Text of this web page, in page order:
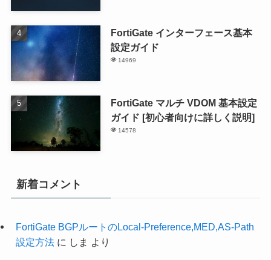
FortiGate インターフェース基本
設定ガイド
14969
FortiGate マルチ VDOM 基本設定
ガイド [初心者向けに詳しく説明]
14578
新着コメント
FortiGate BGPルートのLocal-Preference,MED,AS-Path
設定方法に しま より